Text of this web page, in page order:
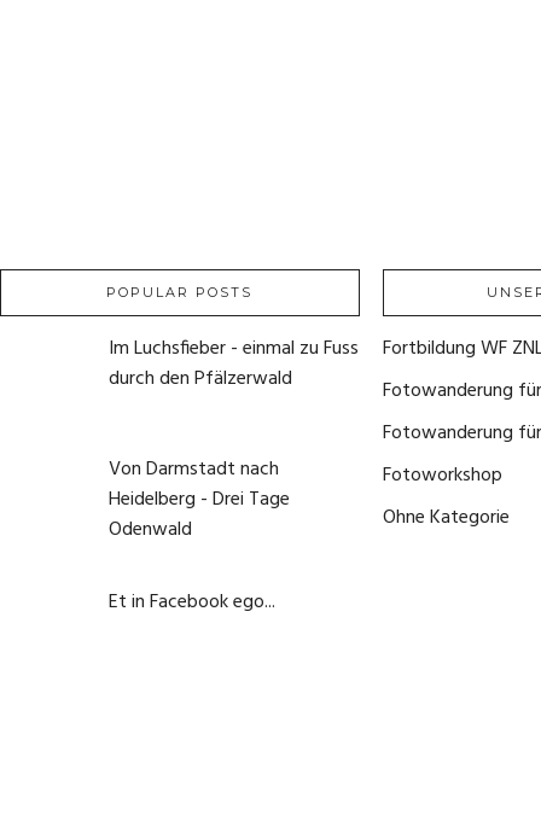
POPULAR POSTS
Im Luchsfieber - einmal zu Fuss
durch den Pfälzerwald
Von Darmstadt nach
Heidelberg - Drei Tage
Odenwald
Et in Facebook ego...
Fortbildung WF
Fotowanderung
Fotowanderung
Fotoworkshop
Ohne Kategorie